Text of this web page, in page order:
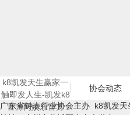
k8凯发天生赢家一
触即发人生-凯发k8
官方网娱乐官方
协会动态
广东省钟表行业协会主办 k8凯发